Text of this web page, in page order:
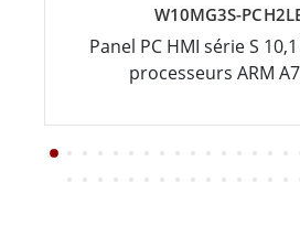
W10MG3S-
Panel PC HMI série S
processeurs ARM